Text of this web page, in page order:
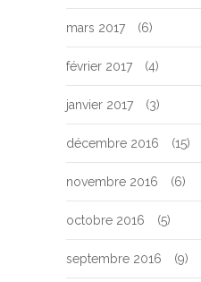
mars 2017 (6)
février 2017 (4)
janvier 2017 (3)
décembre 2016 (15)
novembre 2016 (6)
octobre 2016 (5)
septembre 2016 (9)